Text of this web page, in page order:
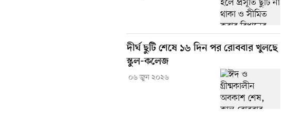
দীর্ঘ ছুটি শেষে ১৬ দিন পর রোববার খুলছে
স্কুল-কলেজ
০৬ জুন ২০২৬